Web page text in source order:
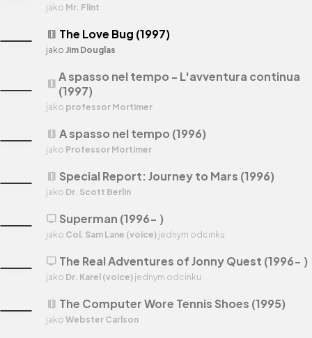
jako Mr. Flint
theaters The Love Bug (1997)
jako Jim Douglas
theaters A spasso nel tempo - L'avventura continua
(1997)
jako professor Mortimer
theaters A spasso nel tempo (1996)
jako Professor Mortimer
theaters Special Report: Journey to Mars (1996)
jako Dr. Scott Berlin
theaters The Computer Wore Tennis Shoes (1995)
jako Webster Carlson
tv Superman (1996- )
jako Col. Sam Lane (voice) jednym odcinku
tv The Real Adventures of Jonny Quest (1996- )
jako Dr. Karel (voice) jednym odcinku